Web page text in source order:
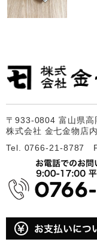
〒933-0804 富山県高
株式会社 金七金物店
Tel. 0766-21-8787